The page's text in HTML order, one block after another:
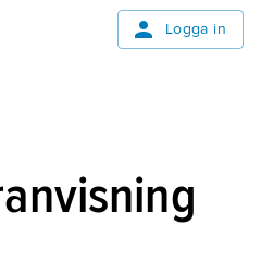
Logga in